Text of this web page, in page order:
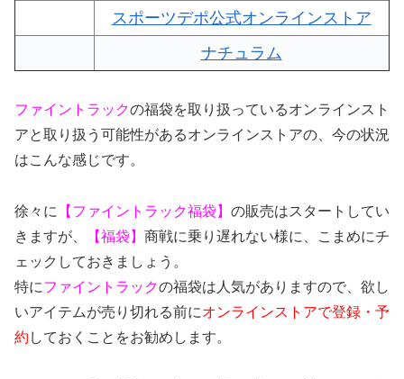
スポーツデポ公式オンラインストア
ナチュラム
ファイントラックの福袋を取り扱っているオンラインスト
アと取り扱う可能性があるオンラインストアの、今の状況
はこんな感じです。
徐々に 【ファイントラック福袋】 の販売はスタートしてい
きますが、
【福袋】 商戦に乗り遅れない様に、こまめにチ
ェックしておきましょう。
特にファイントラックの福袋は人気がありますので、欲し
いアイテムが売り切れる前にオンラインストアで登録・予
約 しておくことをお勧めします。